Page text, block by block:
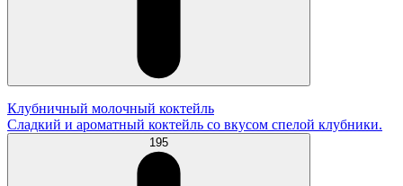
Клубничный молочный коктейль
Сладкий и ароматный коктейль со вкусом спелой клубники.
195